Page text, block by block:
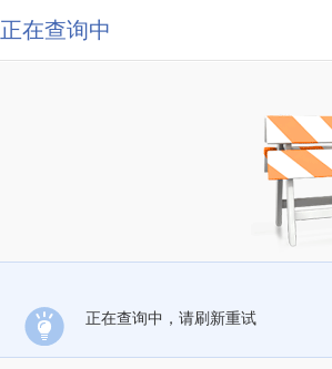
正在查询中
正在查询中，请刷新重试